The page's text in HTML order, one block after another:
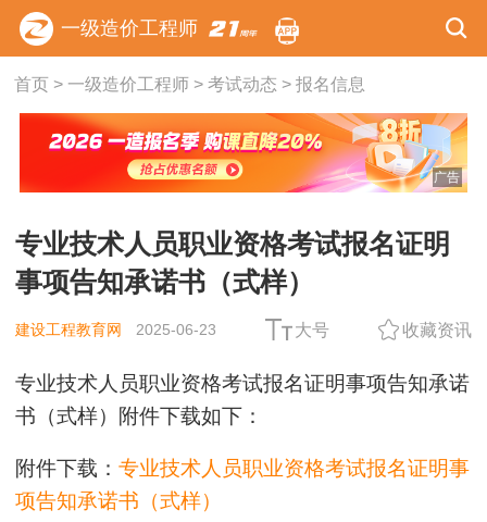
一级造价工程师
首页> 一级造价工程师> 考试动态 > 报名信息
广告
专业技术人员职业资格考试报名证明
事项告知承诺书（式样）
建设工程教育网 2025-06-23 大号 收藏资讯
专业技术人员职业资格考试报名证明事项告知承诺
书（式样）附件下载如下：
附件下载：专业技术人员职业资格考试报名证明事
项告知承诺书（式样）